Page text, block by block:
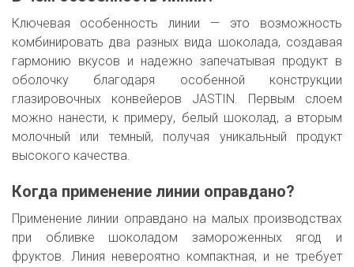
Ключевая особенность линии — это возможность
комбинировать два разных вида шоколада, создавая
гармонию вкусов и надежно запечатывая продукт в
оболочку благодаря особенной конструкции
глазировочных конвейеров JASTIN. Первым слоем
можно нанести, к примеру, белый шоколад, а вторым
молочный или темный, получая уникальный продукт
высокого качества.
Когда применение линии оправдано?
Применение линии оправдано на малых производствах
при обливке шоколадом замороженных ягод и
фруктов. Линия невероятно компактная, и не требует